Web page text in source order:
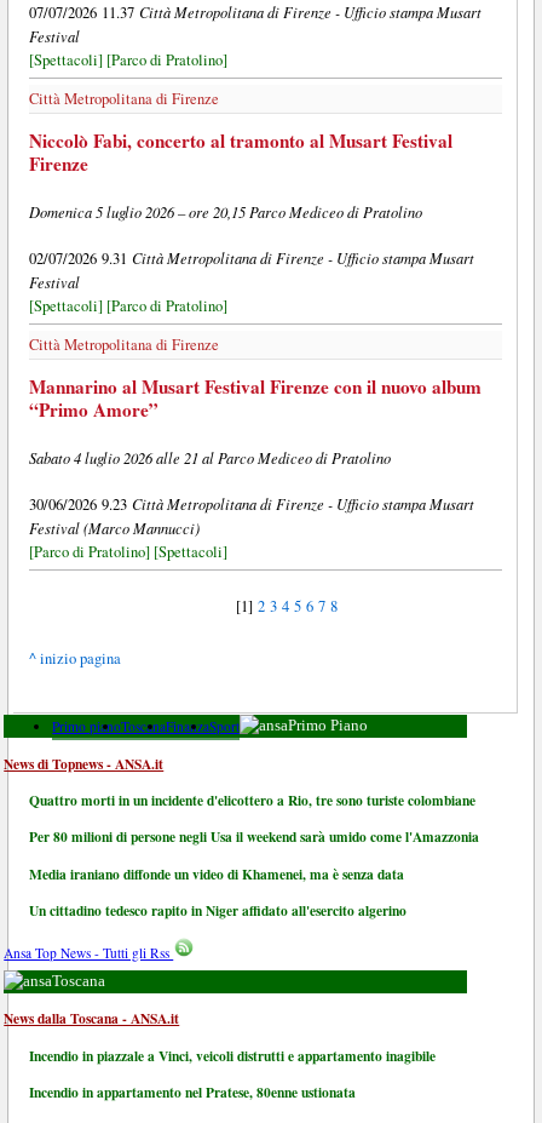
07/07/2026 11.37 Città Metropolitana di Firenze - Ufficio stampa Musart
Festival
[Spettacoli] [Parco di Pratolino]
Città Metropolitana di Firenze
Niccolò Fabi, concerto al tramonto al Musart Festival
Firenze
Domenica 5 luglio 2026 – ore 20,15 Parco Mediceo di Pratolino
02/07/2026 9.31 Città Metropolitana di Firenze - Ufficio stampa Musart
Festival
[Spettacoli] [Parco di Pratolino]
Città Metropolitana di Firenze
Mannarino al Musart Festival Firenze con il nuovo album
“Primo Amore”
Sabato 4 luglio 2026 alle 21 al Parco Mediceo di Pratolino
30/06/2026 9.23 Città Metropolitana di Firenze - Ufficio stampa Musart
Festival (Marco Mannucci)
[Parco di Pratolino] [Spettacoli]
[1]2 3 4 5 6 7 8
^ inizio pagina
Primo pianoToscanaFinanzaSport Primo Piano
News di Topnews - ANSA.it
Quattro morti in un incidente d'elicottero a Rio, tre sono turiste colombiane
Per 80 milioni di persone negli Usa il weekend sarà umido come l'Amazzonia
Media iraniano diffonde un video di Khamenei, ma è senza data
Un cittadino tedesco rapito in Niger affidato all'esercito algerino
Ansa Top News - Tutti gli Rss
Toscana
News dalla Toscana - ANSA.it
Incendio in piazzale a Vinci, veicoli distrutti e appartamento inagibile
Incendio in appartamento nel Pratese, 80enne ustionata